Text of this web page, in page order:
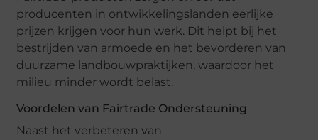
producenten in ontwikkelingslanden eerlijke
prijzen krijgen voor hun werk. Dit helpt bij het
bestrijden van armoede en het bevorderen van
duurzame landbouwpraktijken, waardoor het
milieu minder wordt belast.
Voordelen van Fairtrade Ondersteuning
Naast het verbeteren van